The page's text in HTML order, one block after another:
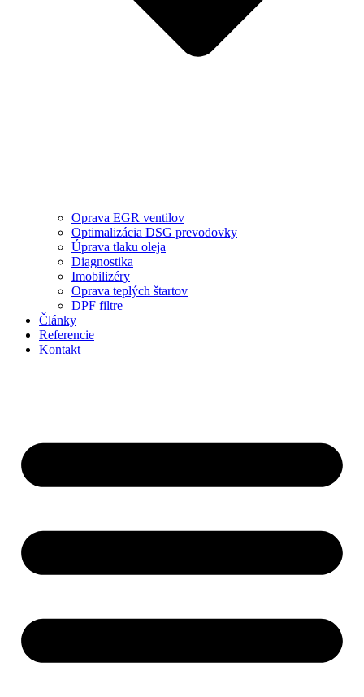
Oprava EGR ventilov
Optimalizácia DSG prevodovky
Úprava tlaku oleja
Diagnostika
Imobilizéry
Oprava teplých štartov
DPF filtre
Články
Referencie
Kontakt